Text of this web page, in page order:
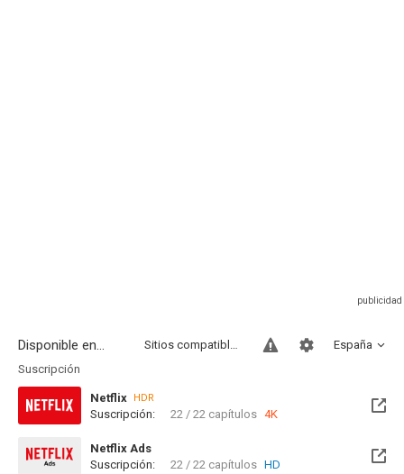
Disponible en... España
Sitios compatibles
Suscripción
Netflix HDR
Suscripción: 22 / 22 capítulos 4K
Netflix Ads
Suscripción:
22 / 22 capítulos HD